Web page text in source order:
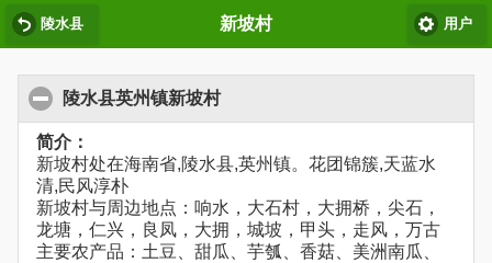
陵水县 新坡村 用户
陵水县英州镇新坡村
简介：
新坡村处在海南省,陵水县,英州镇。花团锦簇,天蓝水
清,民风淳朴
新坡村与周边地点：响水，大石村，大拥桥，尖石，
龙塘，仁兴，良凤，大拥，城坡，甲头，走风，万古
主要农产品：土豆、甜瓜、芋瓠、香菇、美洲南瓜、